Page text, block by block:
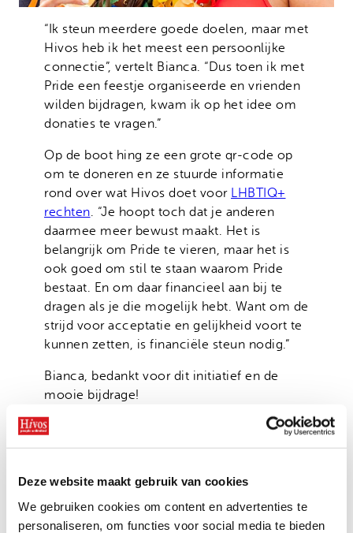
Deze website maakt gebruik van cookies
We gebruiken cookies om content en advertenties te
personaliseren, om functies voor social media te bieden
“Ik steun meerdere goede doelen, maar met
Hivos heb ik het meest een persoonlijke
connectie”, vertelt Bianca. “Dus toen ik met
Pride een feestje organiseerde en vrienden
wilden bijdragen, kwam ik op het idee om
donaties te vragen.”
Op de boot hing ze een grote qr-code op
om te doneren en ze stuurde informatie
rond over wat Hivos doet voor LHBTIQ+
rechten. “Je hoopt toch dat je anderen
daarmee meer bewust maakt. Het is
belangrijk om Pride te vieren, maar het is
ook goed om stil te staan waarom Pride
bestaat. En om daar financieel aan bij te
dragen als je die mogelijk hebt. Want om de
strijd voor acceptatie en gelijkheid voort te
kunnen zetten, is financiële steun nodig.”
Bianca, bedankt voor dit initiatief en de
mooie bijdrage!
inspireren!